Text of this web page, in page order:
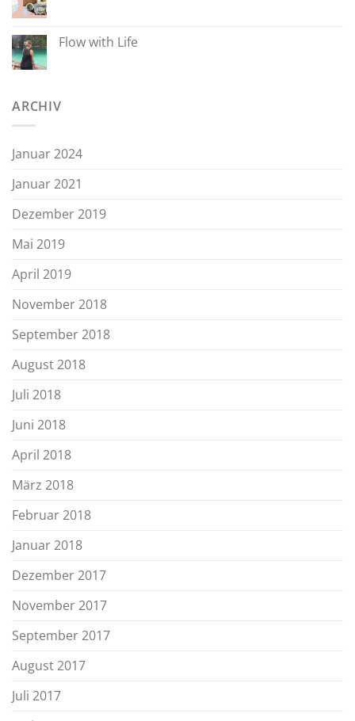
Flow with Life
ARCHIV
Januar 2024
Januar 2021
Dezember 2019
Mai 2019
April 2019
November 2018
September 2018
August 2018
Juli 2018
Juni 2018
April 2018
März 2018
Februar 2018
Januar 2018
Dezember 2017
November 2017
September 2017
August 2017
Juli 2017